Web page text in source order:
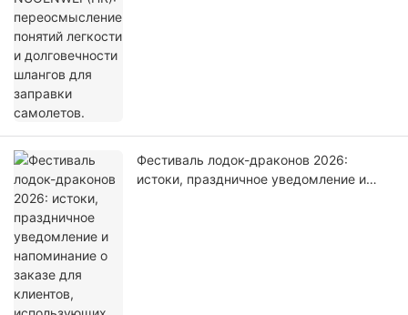
Фестиваль лодок-драконов 2026:
истоки, праздничное уведомление и